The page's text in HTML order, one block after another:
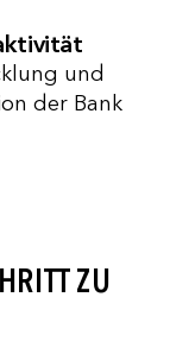
und
der Bank
ZU